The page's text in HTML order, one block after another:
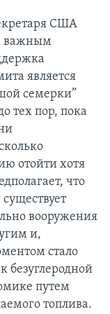
США
важным
является
семерки”
тех пор, пока
отойти хотя
что
вооружения
и,
стало
безуглеродной
путем
топлива.